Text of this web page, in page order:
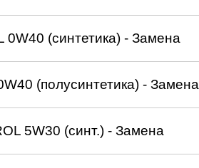
(синтетика) - Замена
(полусинтетика) - Замена
5W30 (синт.) - Замена